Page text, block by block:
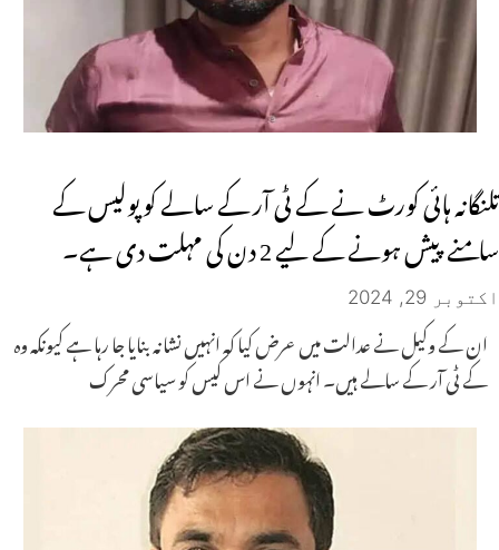
تلنگانہ ہائی کورٹ نے کے ٹی آر کے سالے کو پولیس کے
سامنے پیش ہونے کے لیے 2 دن کی مہلت دی ہے۔
اکتوبر 29, 2024
ان کے وکیل نے عدالت میں عرض کیا کہ انہیں نشانہ بنایا جا رہا ہے کیونکہ وہ
کے ٹی آر کے سالے ہیں۔ انہوں نے اس کیس کو سیاسی محرک